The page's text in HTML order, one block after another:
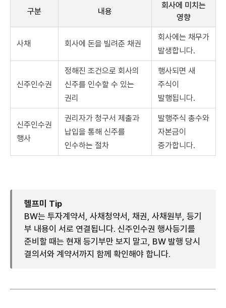
구분 내용
회사에 미치는
영향
사채 회사에 돈을 빌려준 채권
회사에는 채무가
발생합니다.
신주인수권
정해진 조건으로 회사의
신주를 인수할 수 있는
권리
행사되면 새
주식이
발행됩니다.
신주인수권
행사
권리자가 청구서 제출과
납입을 통해 신주를
인수하는 절차
발행주식 총수와
자본금이
증가합니다.
헬프미 Tip
BW는 투자계약서, 사채청약서, 채권, 사채원부, 등기
부 내용이 서로 연결됩니다. 신주인수권 행사등기를
준비할 때는 현재 등기부만 보지 말고, BW 발행 당시
결의서와 계약서까지 함께 확인해야 합니다.